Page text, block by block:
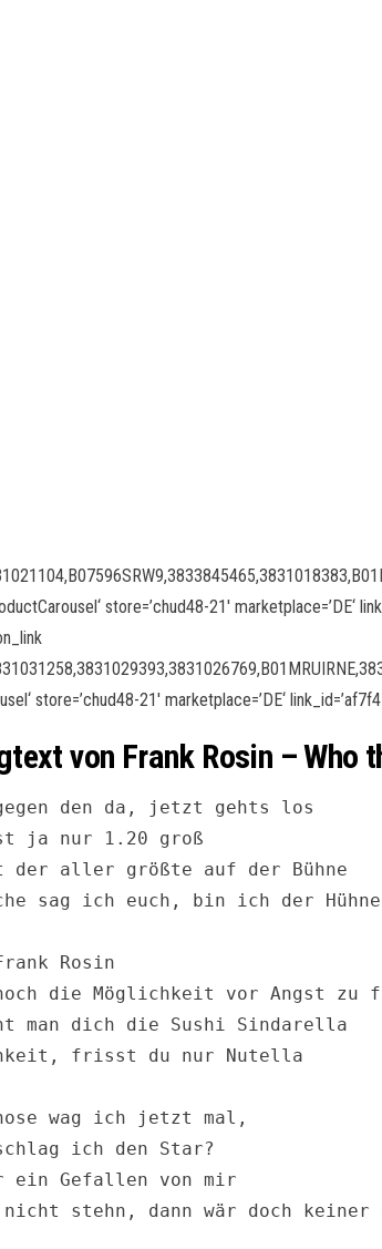
store=’chud48-21′ marketplace=’DE‘
store=’chud48-21′ marketplace=’DE‘
von Frank Rosin – Who
den da, jetzt gehts los
ja nur 1.20 groß
aller größte auf der Bühne
sag ich euch, bin ich der Hühne
Rosin
die Möglichkeit vor Angst zu
man dich die Sushi Sindarella
frisst du nur Nutella
wag ich jetzt mal,
ich den Star?
Gefallen von mir
stehn, dann wär doch keiner